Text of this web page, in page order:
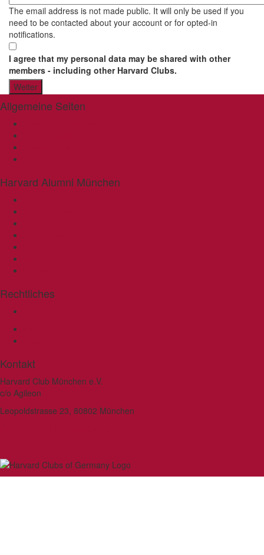
The email address is not made public. It will only be used if you
need to be contacted about your account or for opted-in
notifications.
I agree that my personal data may be shared with other
members - including other Harvard Clubs.
Allgemeine Seiten
Harvard Alumni München
Rechtliches
Kontakt
Harvard Club München e.V.
c/o Agileon
Leopoldstrasse 23, 80802 München